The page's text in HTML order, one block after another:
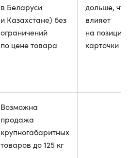
в Беларуси
и Казахстане) без
ограничений
по цене товара
дольше, что
влияет
на позицию
карточки в
Возможна
продажа
крупногабаритных
товаров до 125 кг